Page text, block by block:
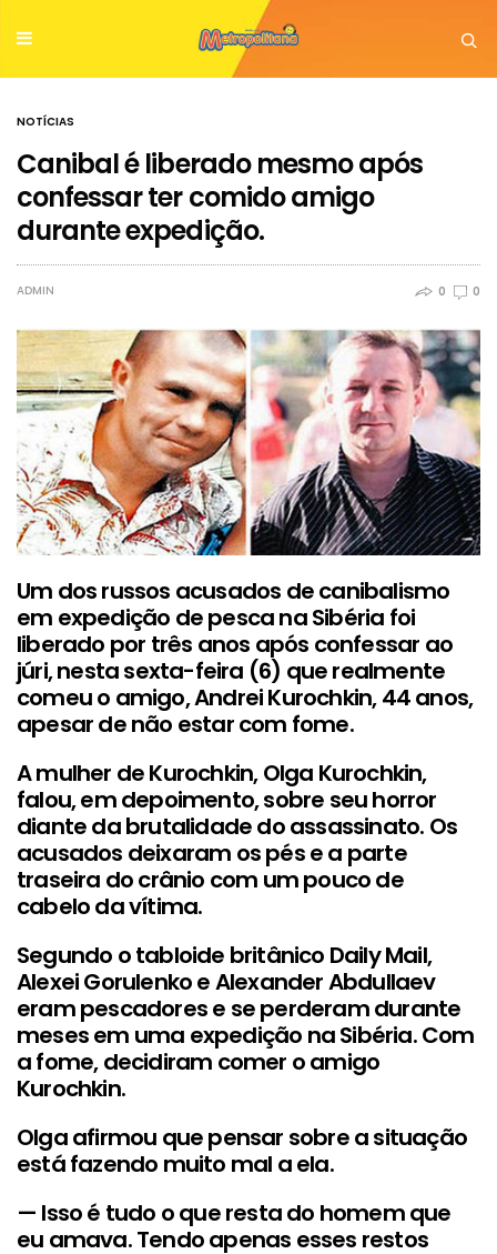
NOTÍCIAS
Canibal é liberado mesmo após
confessar ter comido amigo
durante expedição.
ADMIN 0 0
Um dos russos acusados de canibalismo
em expedição de pesca na Sibéria foi
liberado por três anos após confessar ao
júri, nesta sexta-feira (6) que realmente
comeu o amigo, Andrei Kurochkin, 44 anos,
apesar de não estar com fome.
A mulher de Kurochkin, Olga Kurochkin,
falou, em depoimento, sobre seu horror
diante da brutalidade do assassinato. Os
acusados deixaram os pés e a parte
traseira do crânio com um pouco de
cabelo da vítima.
Segundo o tabloide britânico Daily Mail,
Alexei Gorulenko e Alexander Abdullaev
eram pescadores e se perderam durante
meses em uma expedição na Sibéria. Com
a fome, decidiram comer o amigo
Kurochkin.
Olga afirmou que pensar sobre a situação
está fazendo muito mal a ela.
— Isso é tudo o que resta do homem que
eu amava. Tendo apenas esses restos